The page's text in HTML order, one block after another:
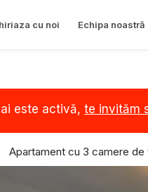
cu noi Echipa noastră
este activă, te invităm
Apartament cu 3 camere de